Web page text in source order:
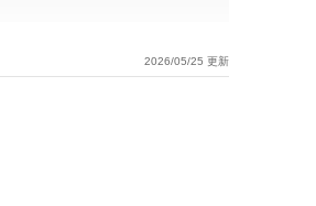
2026/05/25 更新